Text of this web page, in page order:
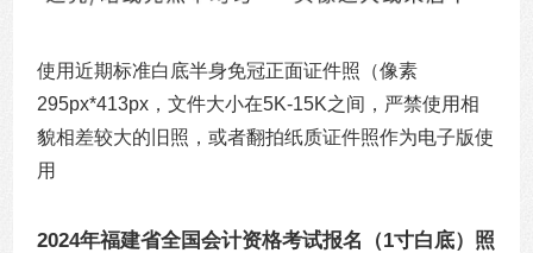
使用近期标准白底半身免冠正面证件照（像素
295px*413px，文件大小在5K-15K之间，严禁使用相
貌相差较大的旧照，或者翻拍纸质证件照作为电子版使
用
2024年福建省全国会计资格考试报名（1寸白底）照